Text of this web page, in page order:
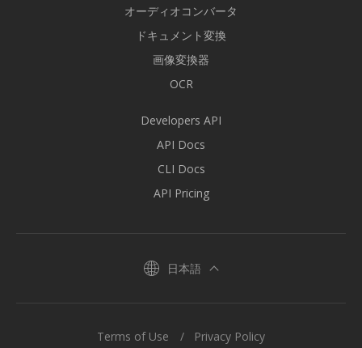
オーディオコンバータ
ドキュメント変換
画像変換器
OCR
Developers API
API Docs
CLI Docs
API Pricing
日本語
Terms of Use Privacy Policy